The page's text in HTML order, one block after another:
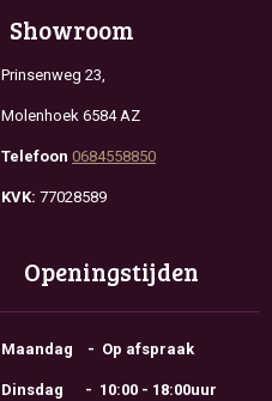
Showroom
Prinsenweg 23,
Molenhoek 6584 AZ
Telefoon 0684558850
KVK: 77028589
Openingstijden
Maandag - Op afspraak
Dinsdag - 10:00 - 18:00uur